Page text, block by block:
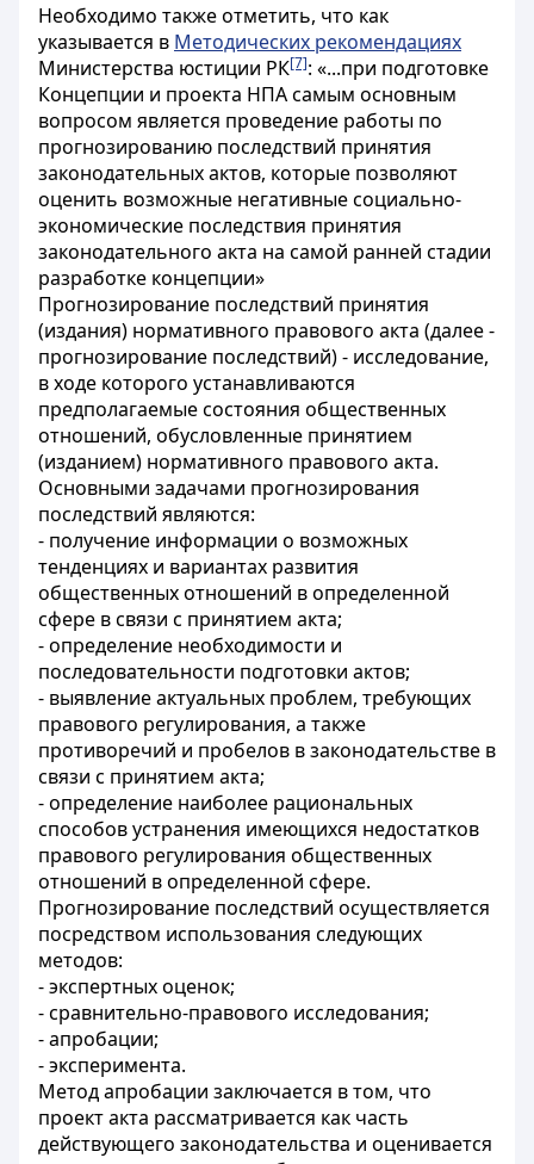
Необходимо также отметить, что как
указывается в Методических рекомендациях
Министерства юстиции РК[7]: «...при подготовке
Концепции и проекта НПА самым основным
вопросом является проведение работы по
прогнозированию последствий принятия
законодательных актов, которые позволяют
оценить возможные негативные социально-
экономические последствия принятия
законодательного акта на самой ранней стадии
разработке концепции»
Прогнозирование последствий принятия
(издания) нормативного правового акта (далее -
прогнозирование последствий) - исследование,
в ходе которого устанавливаются
предполагаемые состояния общественных
отношений, обусловленные принятием
(изданием) нормативного правового акта.
Основными задачами прогнозирования
последствий являются:
- получение информации о возможных
тенденциях и вариантах развития
общественных отношений в определенной
сфере в связи с принятием акта;
- определение необходимости и
последовательности подготовки актов;
- выявление актуальных проблем, требующих
правового регулирования, а также
противоречий и пробелов в законодательстве в
связи с принятием акта;
- определение наиболее рациональных
способов устранения имеющихся недостатков
правового регулирования общественных
отношений в определенной сфере.
Прогнозирование последствий осуществляется
посредством использования следующих
методов:
- экспертных оценок;
- сравнительно-правового исследования;
- апробации;
- эксперимента.
Метод апробации заключается в том, что
проект акта рассматривается как часть
действующего законодательства и оценивается